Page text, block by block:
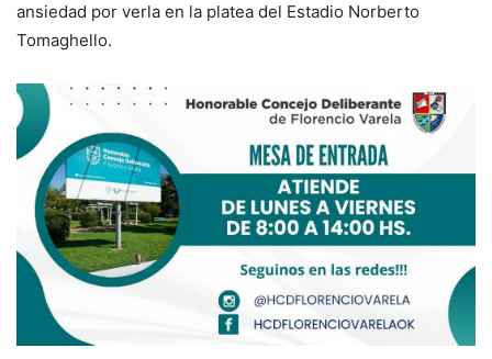
ansiedad por verla en la platea del Estadio Norberto
Tomaghello.